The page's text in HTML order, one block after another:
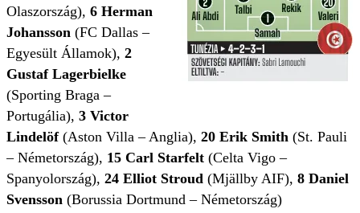
Olaszország), 6 Herman
Johansson (FC Dallas –
Egyesült Államok), 2
Gustaf Lagerbielke
(Sporting Braga –
Portugália), 3 Victor
Lindelöf (Aston Villa – Anglia), 20 Erik Smith (St. Pauli
– Németország), 15 Carl Starfelt (Celta Vigo –
Spanyolország), 24 Elliot Stroud (Mjällby AIF), 8 Daniel
Svensson (Borussia Dortmund – Németország)